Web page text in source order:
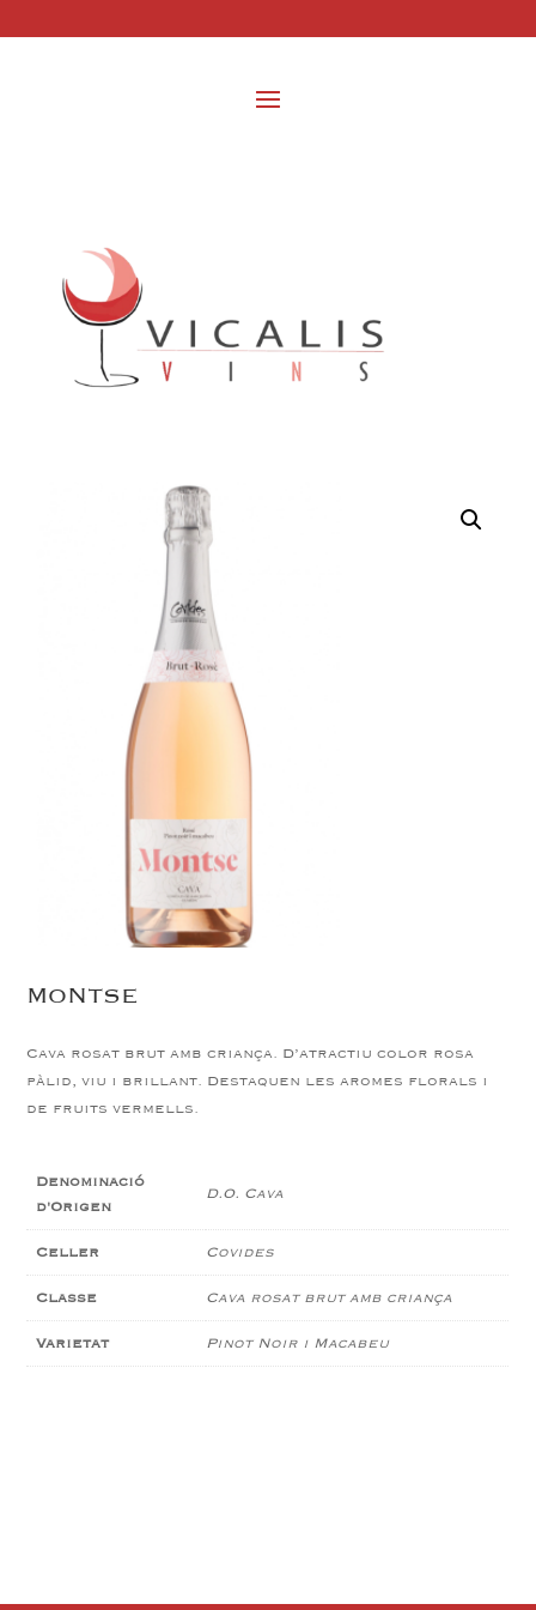
MONTSE
Cava rosat brut amb criança. D’atractiu color rosa
pàlid, viu i brillant. Destaquen les aromes florals i
de fruits vermells.
Denominació
d'Origen
D.O. Cava
Celler Covides
Classe Cava rosat brut amb criança
Varietat Pinot Noir i Macabeu